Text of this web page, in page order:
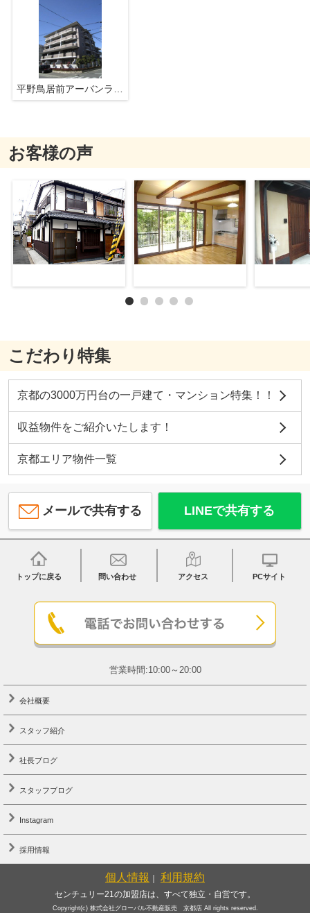
平野鳥居前アーバンライフ
お客様の声
こだわり特集
京都の3000万円台の一戸建て・マンション特集！！
収益物件をご紹介いたします！
京都エリア物件一覧
メールで共有する LINEで共有する
トップに戻る 問い合わせ アクセス PCサイト
営業時間:10:00～20:00
会社概要
スタッフ紹介
社長ブログ
スタッフブログ
Instagram
採用情報
個人情報 ｜ 利用規約
センチュリー21の加盟店は、すべて独立・自営です。
Copyright(c) 株式会社グローバル不動産販売 京都店 All rights reserved.